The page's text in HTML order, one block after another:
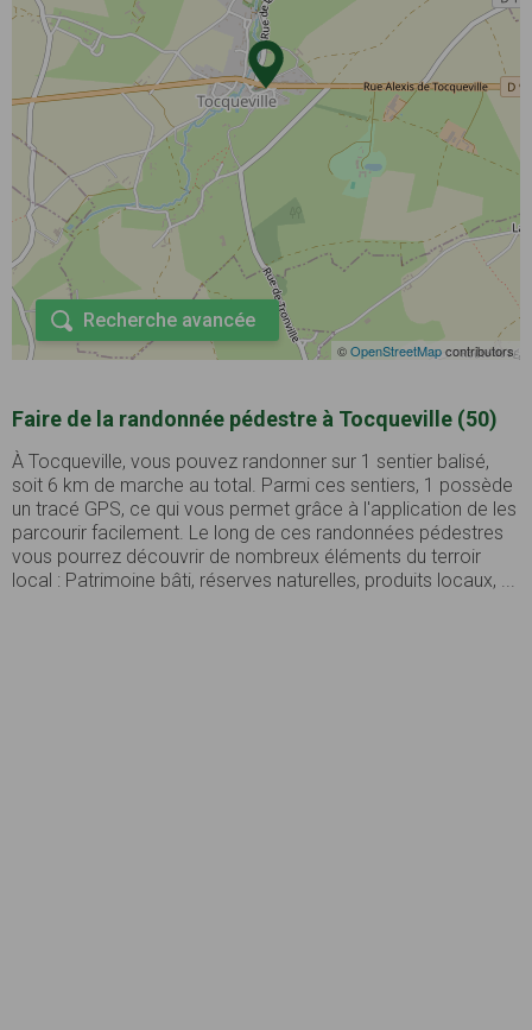
©OpenStreetMapcontributors
Recherche avancée
Faire de la randonnée pédestre à Tocqueville (50)
À Tocqueville, vous pouvez randonner sur 1 sentier balisé,
soit 6 km de marche au total. Parmi ces sentiers, 1 possède
un tracé GPS, ce qui vous permet grâce à l'application de les
parcourir facilement. Le long de ces randonnées pédestres
vous pourrez découvrir de nombreux éléments du terroir
local : Patrimoine bâti, réserves naturelles, produits locaux, ...